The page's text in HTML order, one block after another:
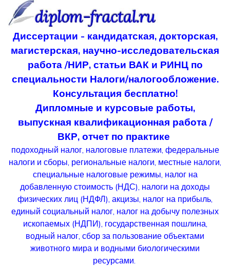
Диссертации - кандидатская, докторская,
магистерская, научно-исследовательская
работа /НИР, статьи ВАК и РИНЦ по
специальности Налоги/налогообложение.
Консультация бесплатно!
Дипломные и курсовые работы,
выпускная квалификационная работа /
ВКР, отчет по практике
подоходный налог, налоговые платежи, федеральные
налоги и сборы, региональные налоги, местные налоги,
специальные налоговые режимы, налог на
добавленную стоимость (НДС), налоги на доходы
физических лиц (НДФЛ), акцизы, налог на прибыль,
единый социальный налог, налог на добычу полезных
ископаемых (НДПИ), государственная пошлина,
водный налог, сбор за пользование объектами
животного мира и водными биологическими
ресурсами.